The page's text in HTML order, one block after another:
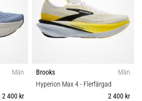
Män
2 400 kr
Brooks
Män
Hyperion Max 4- Flerfärgad
2 400 kr